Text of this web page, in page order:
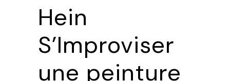
Hein
S’Improviser
une peinture